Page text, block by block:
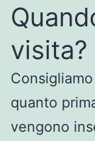
visita?
quanto
vengono